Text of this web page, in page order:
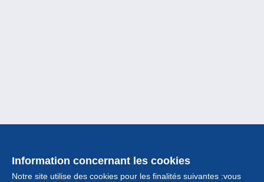
Information concernant les cookies
Notre site utilise des cookies pour les finalités suivantes :vous